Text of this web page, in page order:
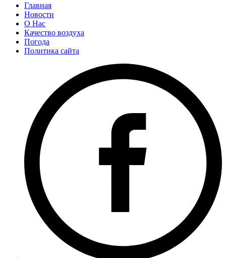
Главная
Новости
О Нас
Качество воздуха
Погода
Политика сайта